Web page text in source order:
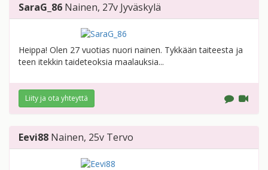
SaraG_86 Nainen, 27v Jyväskylä
Heippa! Olen 27 vuotias nuori nainen. Tykkään taiteesta ja
teen itekkin taideteoksia maalauksia...
Liity ja ota yhteyttä
Eevi88 Nainen, 25v Tervo